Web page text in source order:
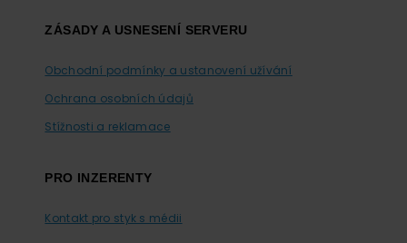
ZÁSADY A USNESENÍ SERVERU
Obchodní podmínky a ustanovení užívání
Ochrana osobních údajů
Stížnosti a reklamace
PRO INZERENTY
Kontakt pro styk s médii